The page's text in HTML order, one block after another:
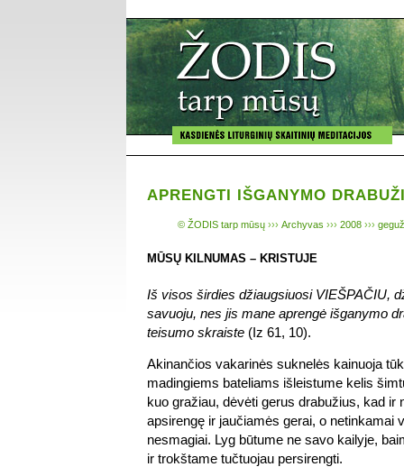
APRENGTI IŠGANYMO
© ŽODIS tarp mūsų ››› Archyvas ››› 2008 ›››
MŪSŲ KILNUMAS – KRISTUJE
Iš visos širdies džiaugsiuosi VIEŠPAČIU,
savuoju, nes jis mane aprengė išganymo
teisumo skraiste (Iz 61, 10).
Akinančios vakarinės suknelės kainuoja
madingiems bateliams išleistume kelis
kuo gražiau, dėvėti gerus drabužius, kad ir
apsirengę ir jaučiamės gerai, o netinkamai
nesmagiai. Lyg būtume ne savo kailyje,
ir trokštame tučtuojau persirengti.